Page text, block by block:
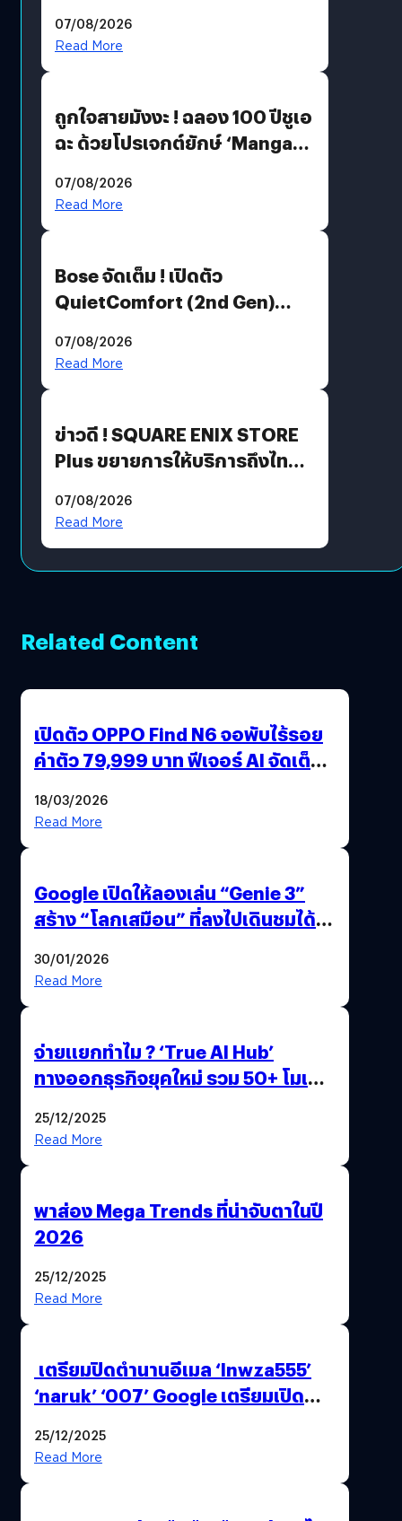
07/08/2026
Read More
ถูกใจสายมังงะ ! ฉลอง 100 ปีชูเอ
ฉะ ด้วยโปรเจกต์ยักษ์ ‘Manga
มีภาษาไทยด้วย
07/08/2026
Read More
Bose จัดเต็ม ! เปิดตัว
QuietComfort (2nd Gen)
07/08/2026
Read More
ข่าวดี ! SQUARE ENIX STORE
Plus ขยายการให้บริการถึงไทย
โดยตรง
07/08/2026
Read More
Related Content
เปิดตัว OPPO Find N6 จอพับไร้รอย
ค่าตัว 79,999 บาท ฟีเจอร์ AI จัดเต็ม
18/03/2026
Read More
Google เปิดให้ลองเล่น “Genie 3”
สร้าง “โลกเสมือน” ที่ลงไปเดินชมได้
30/01/2026
Read More
จ่ายแยกทำไม ? ‘True AI Hub’
ทางออกธุรกิจยุคใหม่ รวม 50+ โมเดล
25/12/2025
Read More
พาส่อง Mega Trends ที่น่าจับตาในปี
2026
25/12/2025
Read More
เตรียมปิดตำนานอีเมล ‘lnwza555’
‘naruk’ ‘007’ Google เตรียมเปิด
25/12/2025
Read More